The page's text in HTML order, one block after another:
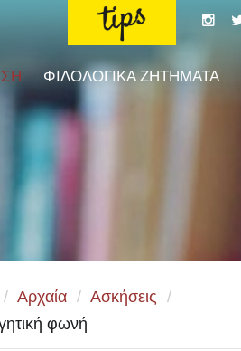
ΦΙΛΟΛΟΓΙΚΑ ΖΗΤΗΜΑΤΑ
/ Αρχαία / Ασκήσεις /
φωνή